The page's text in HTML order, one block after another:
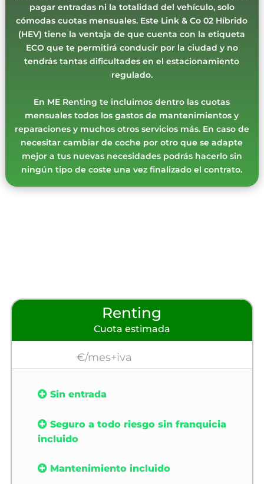
pagar entradas ni la totalidad del vehículo, solo
cómodas cuotas mensuales. Este Link & Co 02 Híbrido
(HEV) tiene la ventaja de que cuenta con la etiqueta
ECO que te permitirá conducir por la ciudad y no
tendrás tantas dificultades en el estacionamiento
regulado.
En ME Renting te incluimos dentro las cuotas
mensuales todos los gastos de mantenimientos y
reparaciones y muchos otros servicios más. En caso de
necesitar cambiar de coche por otro que se adapte
mejor a tus nuevas necesidades podrás hacerlo sin
ningún tipo de coste una vez finalizado el contrato.
Renting
Cuota estimada
€/mes+iva
Sin entrada
Seguro a todo riesgo sin franquicia
incluido
Mantenimiento incluido